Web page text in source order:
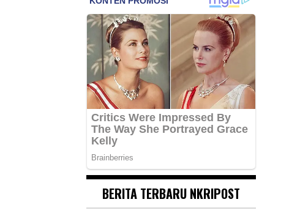
BERITA TERBARU NKRIPOST